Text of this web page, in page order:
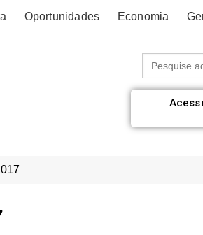
Oportunidades Economia
Procurar: